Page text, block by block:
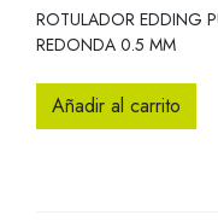
ROTULADOR EDDING
REDONDA 0.5 MM
Añadir al carrito